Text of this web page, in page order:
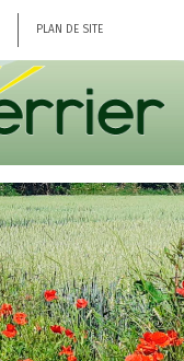
PLAN DE SITE